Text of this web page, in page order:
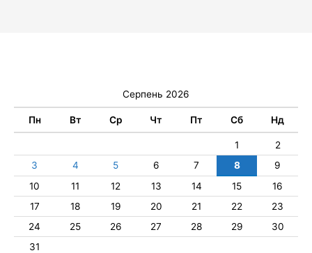
Серпень 2026
Пн Вт Ср Чт Пт Сб Нд
1
2
3
4 5 6 7 8
9
10
11 12 13 14 15
16
17
18 19 20 21 22
23
24
25 26 27 28 29
30
31